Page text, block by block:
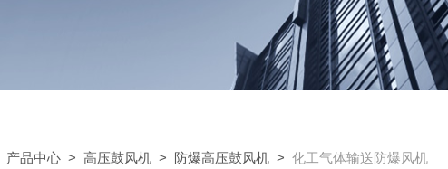
产品中心 > 高压鼓风机 > 防爆高压鼓风机 > 化工气体输送防爆风机